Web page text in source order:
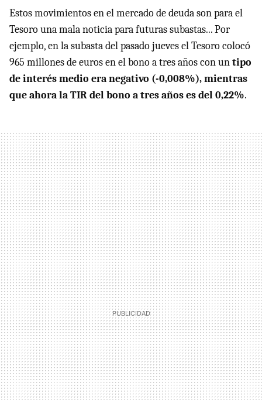
Estos movimientos en el mercado de deuda son para el
Tesoro una mala noticia para futuras subastas... Por
ejemplo, en la subasta del pasado jueves el Tesoro colocó
965 millones de euros en el bono a tres años con untipo
de interés medio era negativo (-0,008%), mientras
que ahora la TIR del bono a tres años es del 0,22%.